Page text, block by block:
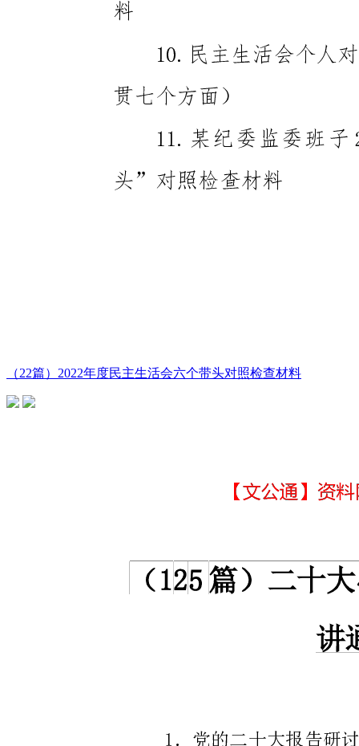
（22篇）2022年度民主生活会六个带头对照检查材料